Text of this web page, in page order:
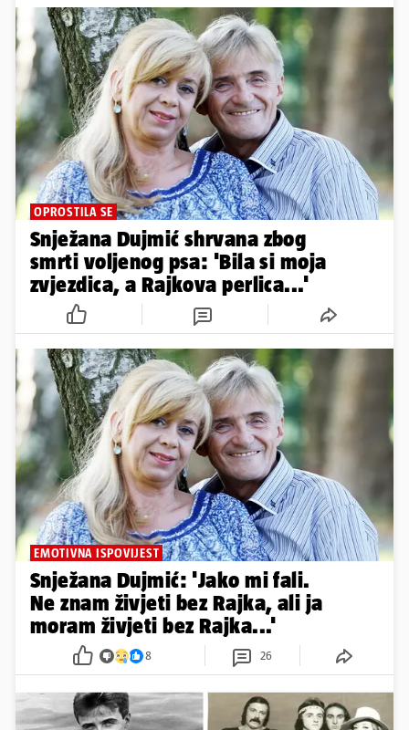
OPROSTILA SE
Snježana Dujmić shrvana zbog
smrti voljenog psa: 'Bila si moja
zvjezdica, a Rajkova perlica...'
EMOTIVNA ISPOVIJEST
Snježana Dujmić: 'Jako mi fali.
Ne znam živjeti bez Rajka, ali ja
moram živjeti bez Rajka...'
8 26